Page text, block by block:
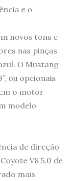
e o
novos tons e
nas pinças
O Mustang
ou opcionais
o motor
modelo
de direção
V8 5.0 de
mais